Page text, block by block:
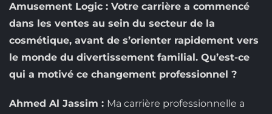
Amusement Logic : Votre carrière a commencé
dans les ventes au sein du secteur de la
cosmétique, avant de s’orienter rapidement vers
le monde du divertissement familial. Qu’est-ce
qui a motivé ce changement professionnel ?
Ahmed Al Jassim : Ma carrière professionnelle a